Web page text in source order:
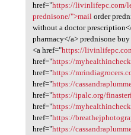
href="https://livinlifepc.com/
prednisone/">mail order
without a doctor
pharmacy</a> prednisone
<a href="https://
href="https://
href="https://
href="https://
href="https://ipalc.org/
href="https://
href="https://
href="https://